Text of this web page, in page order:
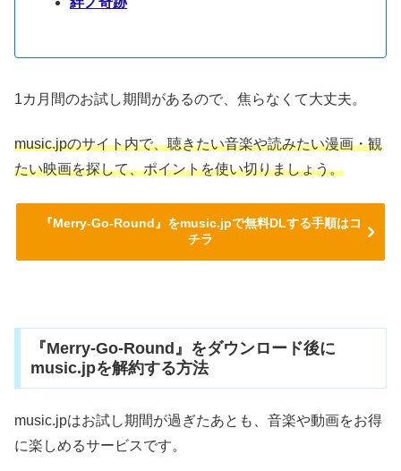
1カ月間のお試し期間があるので、焦らなくて大丈夫。
music.jpのサイト内で、聴きたい音楽や読みたい漫画・観
たい映画を探して、ポイントを使い切りましょう。
『Merry-Go-Round』をmusic.jpで無料DLする手順はコ
チラ
『Merry-Go-Round』をダウンロード後に
music.jpを解約する方法
music.jpはお試し期間が過ぎたあとも、音楽や動画をお得
に楽しめるサービスです。